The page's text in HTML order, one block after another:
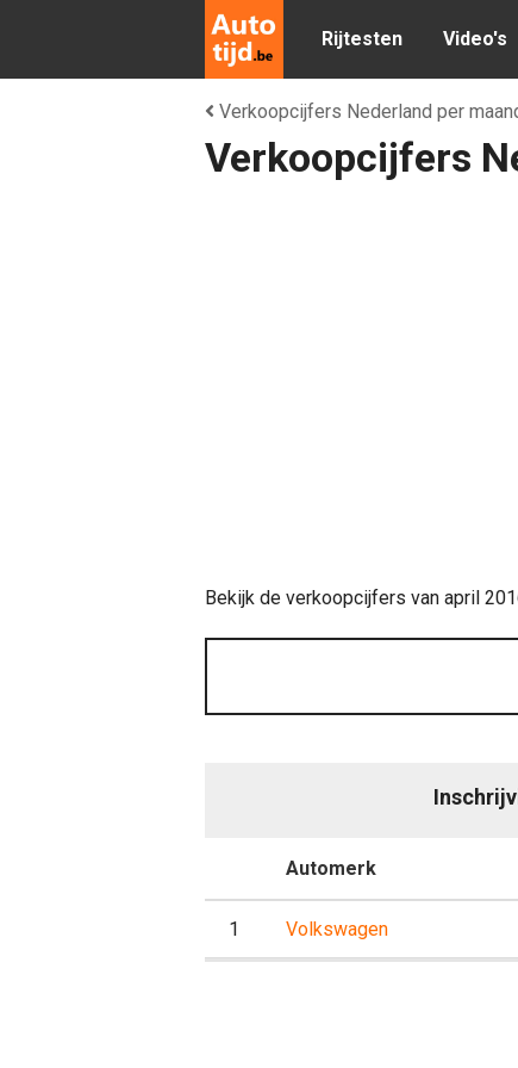
Rijtesten Video's
Verkoopcijfers Nederland per
Verkoopcijfers
Bekijk de verkoopcijfers van april
Automerk
1 Volkswagen